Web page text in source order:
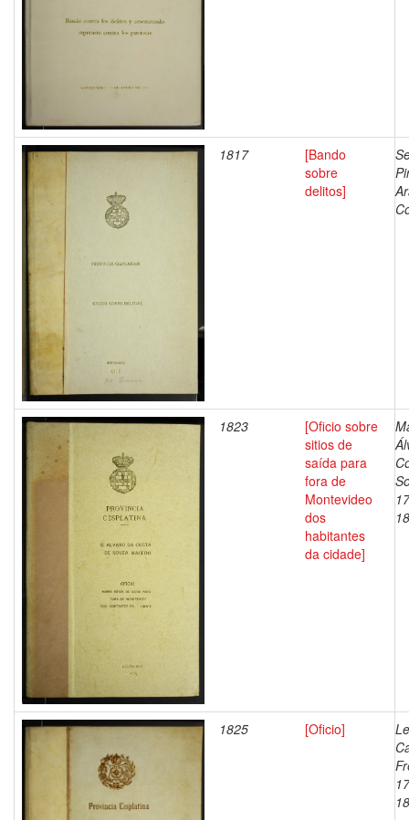
1817
[Bando
sobre
delitos]
1823
[Oficio sobre
sitios de
saída para
fora de
Montevideo
dos
habitantes
da cidade]
1825 [Oficio]